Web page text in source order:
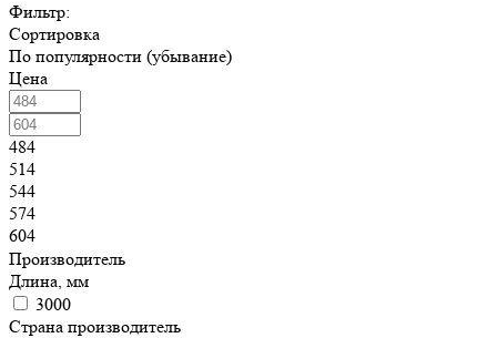
Фильтр:
Сортировка
По популярности (убывание)
Цена
484
514
544
574
604
Производитель
Длина, мм
3000
Страна производитель